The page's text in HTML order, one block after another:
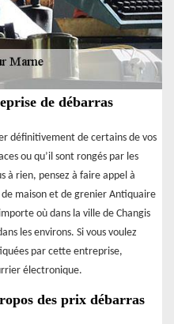
de débarras
définitivement de certains de vos
ou qu’il sont rongés par les
à rien, pensez à faire appel à
de maison et de grenier Antiquaire
où dans la ville de Changis
les environs. Si vous voulez
par cette entreprise,
électronique.
des prix débarras